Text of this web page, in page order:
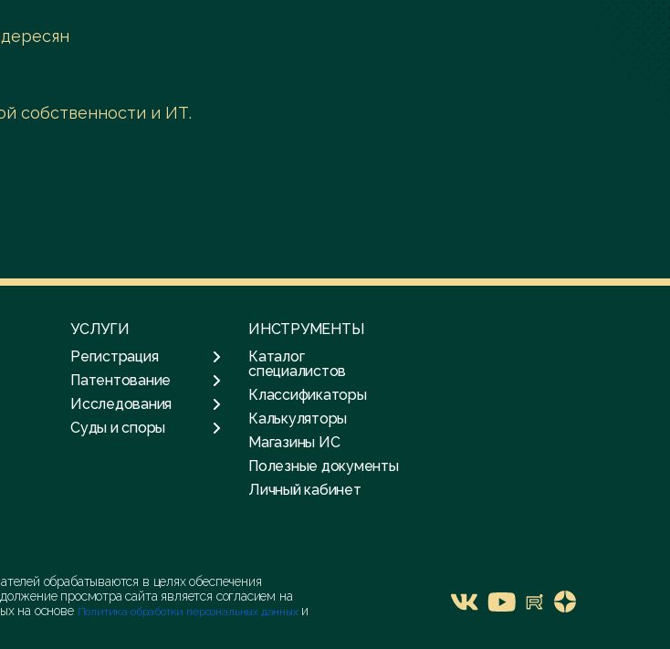
собственности и ИТ.
УСЛУГИ
Регистрация
Патентование
Исследования
Суды и споры
ИНСТРУМЕНТЫ
Каталог
специалистов
Классификаторы
Калькуляторы
Магазины ИС
Полезные документы
Личный кабинет
обрабатываются в целях обеспечения
просмотра сайта является согласием на
на основе Политика обработки персональных данных и